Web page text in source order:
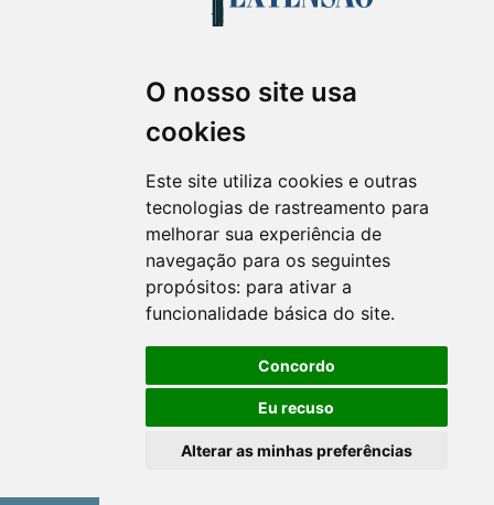
O nosso site usa
cookies
Este site utiliza cookies e outras
tecnologias de rastreamento para
melhorar sua experiência de
navegação para os seguintes
propósitos: para ativar a
funcionalidade básica do site.
Concordo
Eu recuso
Alterar as minhas preferências
Revista Extensão em Foco
ISSN 2358-7180 (on-line)